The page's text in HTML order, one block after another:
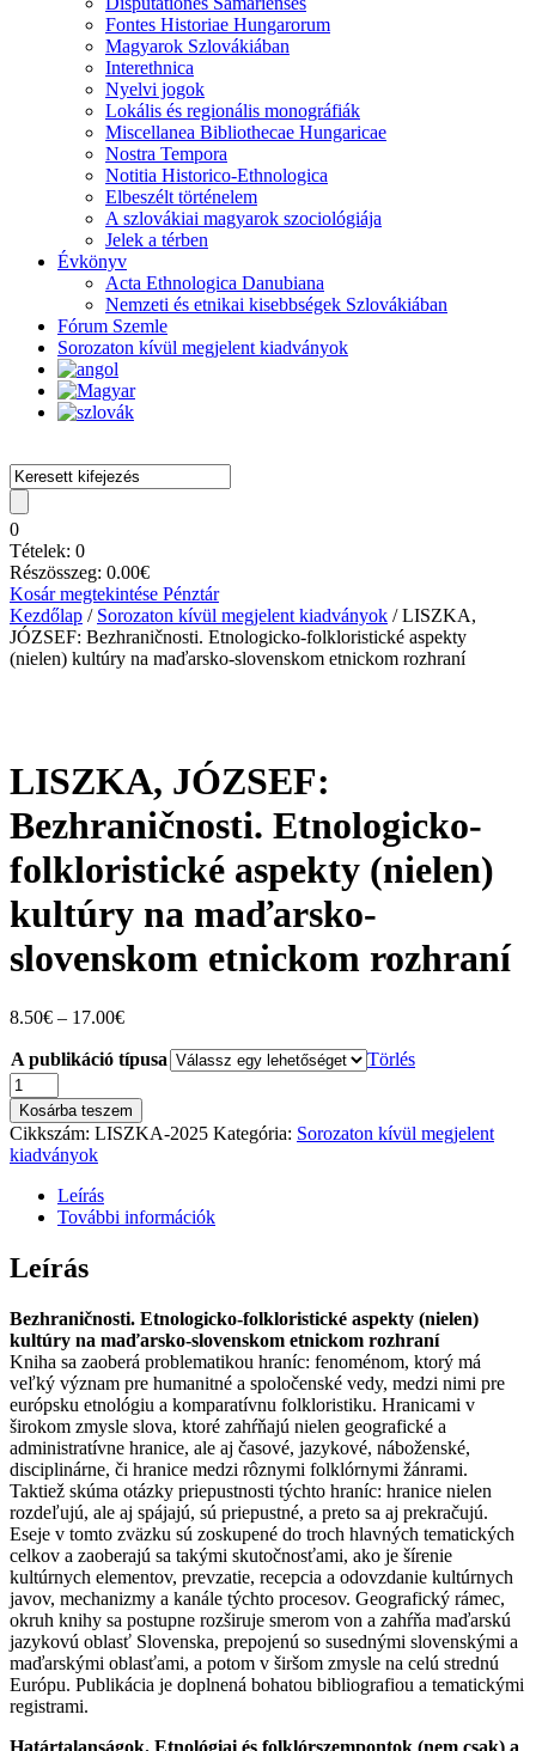
Fontes Historiae Hungarorum
Magyarok Szlovákiában
Interethnica
Nyelvi jogok
Lokális és regionális monográfiák
Miscellanea Bibliothecae Hungaricae
Nostra Tempora
Notitia Historico-Ethnologica
Elbeszélt történelem
A szlovákiai magyarok szociológiája
Jelek a térben
Évkönyv
Acta Ethnologica Danubiana
Nemzeti és etnikai kisebbségek Szlovákiában
Fórum Szemle
Sorozaton kívül megjelent kiadványok
0
Tételek: 0
Részösszeg: 0.00€
Kosár megtekintése Pénztár
Kezdőlap / Sorozaton kívül megjelent kiadványok / LISZKA,
JÓZSEF: Bezhraničnosti. Etnologicko-folkloristické aspekty
(nielen) kultúry na maďarsko-slovenskom etnickom rozhraní
LISZKA, JÓZSEF:
Bezhraničnosti. Etnologicko-
folkloristické aspekty (nielen)
kultúry na maďarsko-
slovenskom etnickom rozhraní
8.50€ – 17.00€Ártartomány:
-
A publikáció típusa
Törlés
LISZKA,
JÓZSEF:
Bezhraničnosti.
Etnologicko-
folkloristické
aspekty
(nielen)
kultúry
na
maďarsko-
etnickom
rozhraní
mennyiség
Kosárba teszem
Cikkszám: LISZKA-2025 Kategória: Sorozaton kívül megjelent
kiadványok
Leírás
További információk
Leírás
Bezhraničnosti. Etnologicko-folkloristické aspekty (nielen)
kultúry na maďarsko-slovenskom etnickom rozhraní
Kniha sa zaoberá problematikou hraníc: fenoménom, ktorý má
veľký význam pre humanitné a spoločenské vedy, medzi nimi pre
európsku etnológiu a komparatívnu folkloristiku. Hranicami v
širokom zmysle slova, ktoré zahŕňajú nielen geografické a
administratívne hranice, ale aj časové, jazykové, náboženské,
disciplinárne, či hranice medzi rôznymi folklórnymi žánrami.
Taktiež skúma otázky priepustnosti týchto hraníc: hranice nielen
rozdeľujú, ale aj spájajú, sú priepustné, a preto sa aj prekračujú.
Eseje v tomto zväzku sú zoskupené do troch hlavných tematických
celkov a zaoberajú sa takými skutočnosťami, ako je šírenie
kultúrnych elementov, prevzatie, recepcia a odovzdanie kultúrnych
javov, mechanizmy a kanále týchto procesov. Geografický rámec,
okruh knihy sa postupne rozširuje smerom von a zahŕňa maďarskú
jazykovú oblasť Slovenska, prepojenú so susednými slovenskými a
maďarskými oblasťami, a potom v širšom zmysle na celú strednú
Európu. Publikácia je doplnená bohatou bibliografiou a tematickými
registrami.
Határtalanságok. Etnológiai és folklórszempontok (nem csak) a